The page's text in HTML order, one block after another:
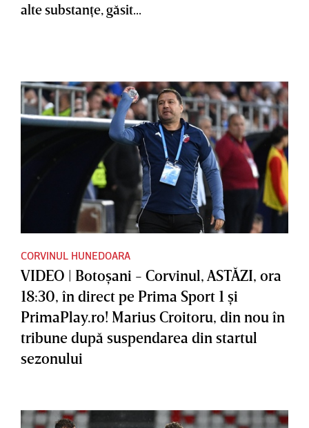
alte substanţe, găsit...
CORVINUL HUNEDOARA
VIDEO | Botoşani - Corvinul, ASTĂZI, ora
18:30, în direct pe Prima Sport 1 şi
PrimaPlay.ro! Marius Croitoru, din nou în
tribune după suspendarea din startul
sezonului